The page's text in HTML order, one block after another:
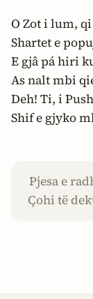
O Zot i lum,
Shartet e
E gjâ pá hiri
As nalt mbi
Deh! Ti, i
Shif e gjyko
Pjesa e
Çohi të